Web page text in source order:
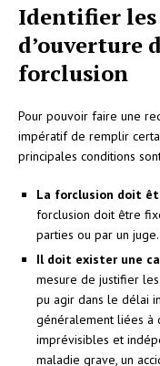
Identifier
d’ouverture
forclusion
Pour pouvoir faire une
impératif de remplir
principales conditions
La forclusion doit
forclusion doit être
parties ou par un juge.
Il doit exister une
mesure de justifier
pu agir dans le délai
généralement liées à
imprévisibles et
maladie grave, un